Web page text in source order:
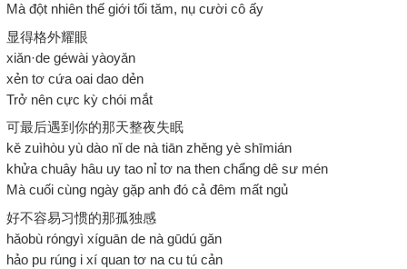
Mà đột nhiên thế giới tối tăm, nụ cười cô ấy
显得格外耀眼
xiǎn·de géwài yàoyǎn
xẻn tơ cứa oai dao dẻn
Trở nên cực kỳ chói mắt
可最后遇到你的那天整夜失眠
kě zuìhòu yù dào nǐ de nà tiān zhěng yè shīmián
khửa chuây hâu uy tao nỉ tơ na then chẩng dê sư mén
Mà cuối cùng ngày gặp anh đó cả đêm mất ngủ
好不容易习惯的那孤独感
hǎobù róngyì xíguān de nà gūdú gǎn
hảo pu rúng i xí quan tơ na cu tú cản